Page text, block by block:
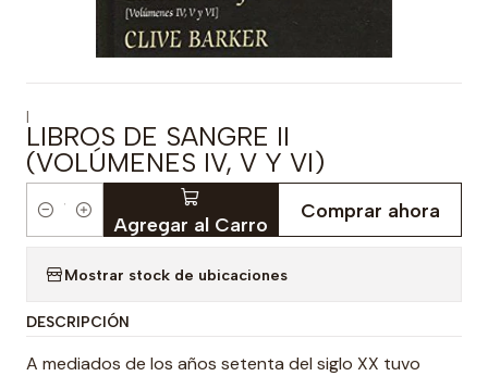
|
LIBROS DE SANGRE II
(VOLÚMENES IV, V Y VI)
Cantidad Agregar al Carro
Comprar ahora
Mostrar stock de ubicaciones
DESCRIPCIÓN
A mediados de los años setenta del siglo XX tuvo